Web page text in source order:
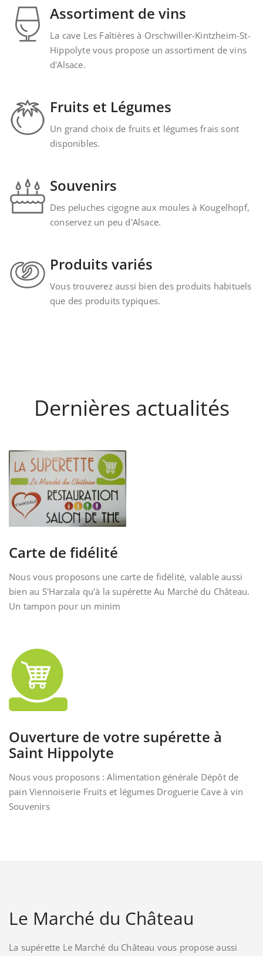
Assortiment de vins
La cave Les Faîtières à Orschwiller-Kintzheim-St-
Hippolyte vous propose un assortiment de vins
d'Alsace.
Fruits et Légumes
Un grand choix de fruits et légumes frais sont
disponibles.
Souvenirs
Des peluches cigogne aux moules à Kougelhopf,
conservez un peu d'Alsace.
Produits variés
Vous trouverez aussi bien des produits habituels
que des produits typiques.
Dernières actualités
Carte de fidélité
Nous vous proposons une carte de fidélité, valable aussi
bien au S'Harzala qu'à la supérette Au Marché du Château.
Un tampon pour un minim
Ouverture de votre supérette à
Saint Hippolyte
Nous vous proposons : Alimentation générale Dépôt de
pain Viennoiserie Fruits et légumes Droguerie Cave à vin
Souvenirs
Le Marché du Château
La supérette Le Marché du Château vous propose aussi